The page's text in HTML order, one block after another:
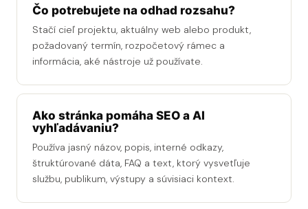
Čo potrebujete na odhad rozsahu?
Stačí cieľ projektu, aktuálny web alebo produkt,
požadovaný termín, rozpočetový rámec a
informácia, aké nástroje už používate.
Ako stránka pomáha SEO a AI
vyhľadávaniu?
Používa jasný názov, popis, interné odkazy,
štruktúrované dáta, FAQ a text, ktorý vysvetľuje
službu, publikum, výstupy a súvisiaci kontext.